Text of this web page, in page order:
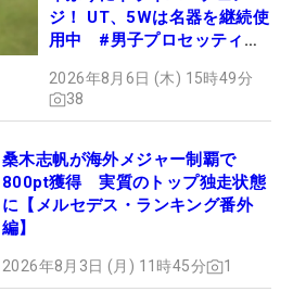
ジ！ UT、5Wは名器を継続使
用中 #男子プロセッティン
2026年8月6日 (木) 15時49分
38
桑木志帆が海外メジャー制覇で
800pt獲得 実質のトップ独走状態
に【メルセデス・ランキング番外
編】
2026年8月3日 (月) 11時45分 1